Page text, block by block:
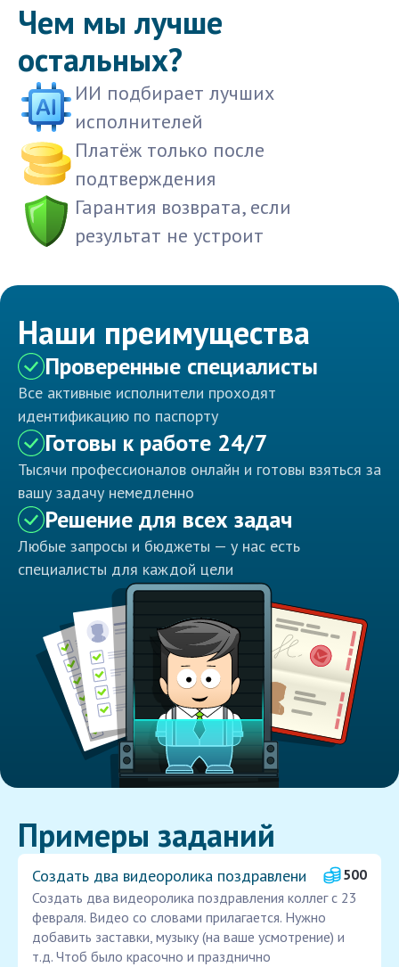
Чем мы лучше
остальных?
ИИ подбирает лучших
исполнителей
Платёж только после
подтверждения
Гарантия возврата, если
результат не устроит
Наши преимущества
Проверенные специалисты
Все активные исполнители проходят
идентификацию по паспорту
Готовы к работе 24/7
Тысячи профессионалов онлайн и готовы взяться за
вашу задачу немедленно
Решение для всех задач
Любые запросы и бюджеты — у нас есть
специалисты для каждой цели
Примеры заданий
Создать два видеоролика поздравлени
500
Создать два видеоролика поздравления коллег с 23
февраля. Видео со словами прилагается. Нужно
добавить заставки, музыку (на ваше усмотрение) и
т.д. Чтоб было красочно и празднично